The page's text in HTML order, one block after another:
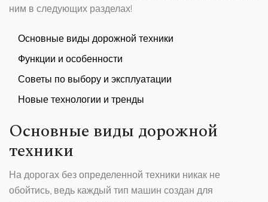
ним в следующих разделах!
Основные виды дорожной техники
Функции и особенности
Советы по выбору и эксплуатации
Новые технологии и тренды
Основные виды дорожной
техники
На дорогах без определенной техники никак не
обойтись, ведь каждый тип машин создан для